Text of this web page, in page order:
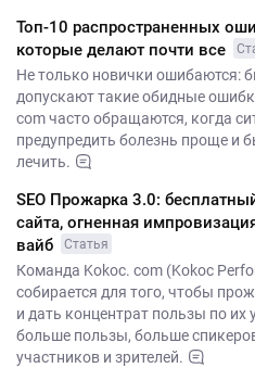
Топ-10 распространенных
которые делают почти все
Не только новички ошибаются:
допускают такие обидные
com часто обращаются, когда
предупредить болезнь проще и
лечить.
SEO Прожарка 3.0:
сайта, огненная
вайб
Статья
Команда Kokoc. com (Kokoc
собирается для того, чтобы
и дать концентрат пользы по
больше пользы, больше
участников и зрителей.